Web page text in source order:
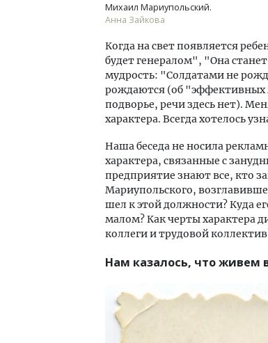
Михаил Мариупольский.
Анна Зайкова
Когда на свет появляется
будет генералом", "Она
мудрость: "Солдатами не
рождаются (об "эффективных
подворье, речи здесь нет).
характера. Всегда хотелось
Наша беседа не носила
характера, связанные с
предприятие знают все, кто
Мариупольского,
шел к этой должности? Куда
малом? Как черты характера
коллеги и трудовой
Нам казалось, что живем